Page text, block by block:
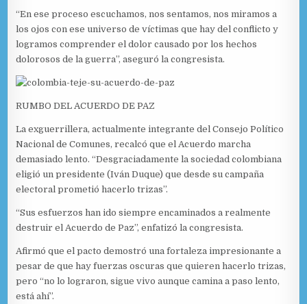
“En ese proceso escuchamos, nos sentamos, nos miramos a
los ojos con ese universo de víctimas que hay del conflicto y
logramos comprender el dolor causado por los hechos
dolorosos de la guerra”, aseguró la congresista.
RUMBO DEL ACUERDO DE PAZ
La exguerrillera, actualmente integrante del Consejo Político
Nacional de Comunes, recalcó que el Acuerdo marcha
demasiado lento. “Desgraciadamente la sociedad colombiana
eligió un presidente (Iván Duque) que desde su campaña
electoral prometió hacerlo trizas”.
“Sus esfuerzos han ido siempre encaminados a realmente
destruir el Acuerdo de Paz”, enfatizó la congresista.
Afirmó que el pacto demostró una fortaleza impresionante a
pesar de que hay fuerzas oscuras que quieren hacerlo trizas,
pero “no lo lograron, sigue vivo aunque camina a paso lento,
está ahí”.